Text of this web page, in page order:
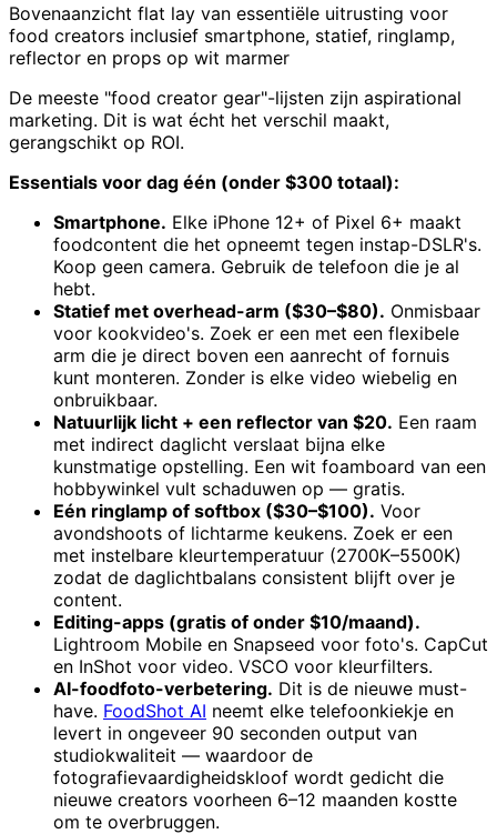
Bovenaanzicht flat lay van essentiële uitrusting voor
food creators inclusief smartphone, statief, ringlamp,
reflector en props op wit marmer
De meeste "food creator gear"-lijsten zijn aspirational
marketing. Dit is wat écht het verschil maakt,
gerangschikt op ROI.
Essentials voor dag één (onder $300 totaal):
Smartphone. Elke iPhone 12+ of Pixel 6+ maakt
foodcontent die het opneemt tegen instap-DSLR's.
Koop geen camera. Gebruik de telefoon die je al
hebt.
Statief met overhead-arm ($30–$80). Onmisbaar
voor kookvideo's. Zoek er een met een flexibele
arm die je direct boven een aanrecht of fornuis
kunt monteren. Zonder is elke video wiebelig en
onbruikbaar.
Natuurlijk licht + een reflector van $20. Een raam
met indirect daglicht verslaat bijna elke
kunstmatige opstelling. Een wit foamboard van een
hobbywinkel vult schaduwen op — gratis.
Eén ringlamp of softbox ($30–$100). Voor
avondshoots of lichtarme keukens. Zoek er een
met instelbare kleurtemperatuur (2700K–5500K)
zodat de daglichtbalans consistent blijft over je
content.
Editing-apps (gratis of onder $10/maand).
Lightroom Mobile en Snapseed voor foto's. CapCut
en InShot voor video. VSCO voor kleurfilters.
AI-foodfoto-verbetering. Dit is de nieuwe must-
have. FoodShot AI neemt elke telefoonkiekje en
levert in ongeveer 90 seconden output van
studiokwaliteit — waardoor de
fotografievaardigheidskloof wordt gedicht die
nieuwe creators voorheen 6–12 maanden kostte
om te overbruggen.